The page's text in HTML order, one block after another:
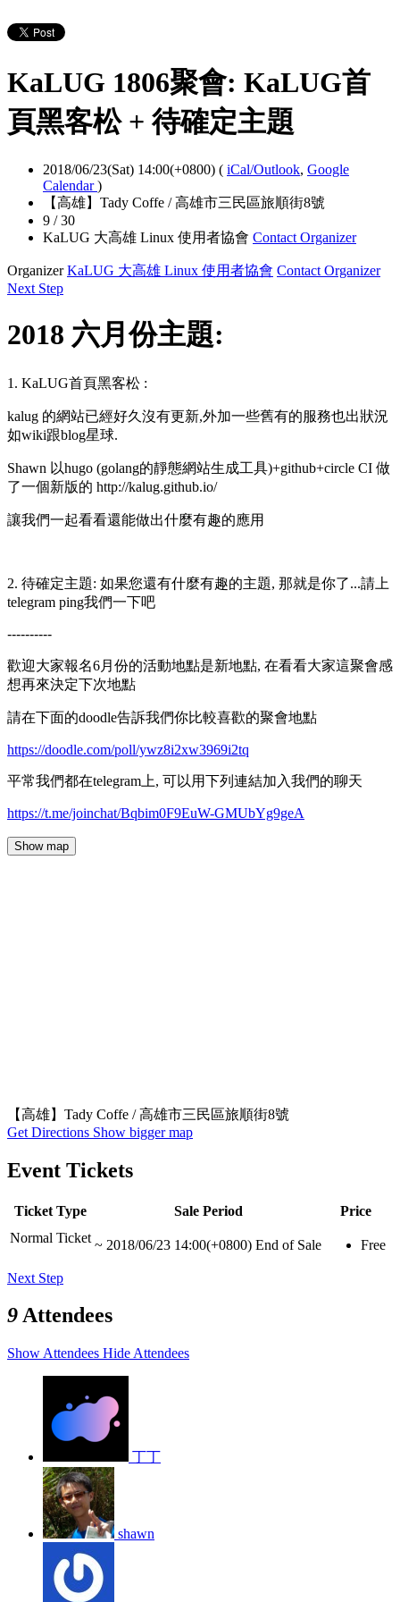
KaLUG 1806聚會: KaLUG首
頁黑客松 + 待確定主題
2018/06/23(Sat) 14:00(+0800) ( iCal/Outlook, Google
Calendar)
【高雄】Tady Coffe / 高雄市三民區旅順街8號
9 / 30
KaLUG 大高雄 Linux 使用者協會 Contact Organizer
OrganizerKaLUG 大高雄 Linux 使用者協會 Contact Organizer
Next Step
2018 六月份主題:
1. KaLUG首頁黑客松 :
kalug 的網站已經好久沒有更新,外加一些舊有的服務也出狀況
如wiki跟blog星球.
Shawn 以hugo (golang的靜態網站生成工具)+github+circle CI 做
了一個新版的 http://kalug.github.io/
讓我們一起看看還能做出什麼有趣的應用
2. 待確定主題: 如果您還有什麼有趣的主題, 那就是你了...請上
telegram ping我們一下吧
----------
歡迎大家報名6月份的活動地點是新地點, 在看看大家這聚會感
想再來決定下次地點
請在下面的doodle告訴我們你比較喜歡的聚會地點
https://doodle.com/poll/ywz8i2xw3969i2tq
平常我們都在telegram上, 可以用下列連結加入我們的聊天
https://t.me/joinchat/Bqbim0F9EuW-GMUbYg9geA
Show map
【高雄】Tady Coffe / 高雄市三民區旅順街8號
Get Directions Show bigger map
Event Tickets
Ticket Type Sale Period
Price
Normal Ticket ~ 2018/06/23 14:00(+0800) End of Sale Free
Next Step
9Attendees
Show Attendees Hide Attendees
丁丁
shawn